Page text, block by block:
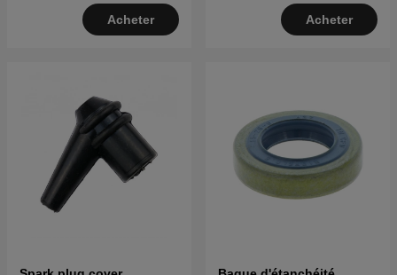
Acheter Acheter